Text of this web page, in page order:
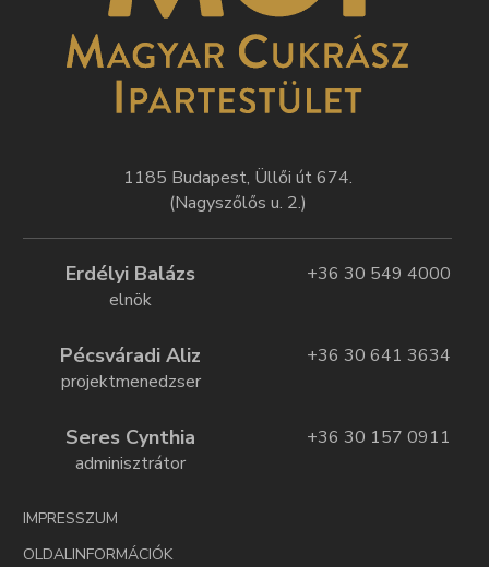
1185 Budapest, Üllői út 674.
(Nagyszőlős u. 2.)
Erdélyi Balázs
elnök
+36 30 549 4000
Pécsváradi Aliz
projektmenedzser
+36 30 641 3634
Seres Cynthia
adminisztrátor
+36 30 157 0911
IMPRESSZUM
OLDALINFORMÁCIÓK